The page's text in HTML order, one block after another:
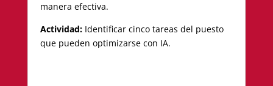
manera efectiva.
Actividad:Identificar cinco tareas del puesto
que pueden optimizarse con IA.